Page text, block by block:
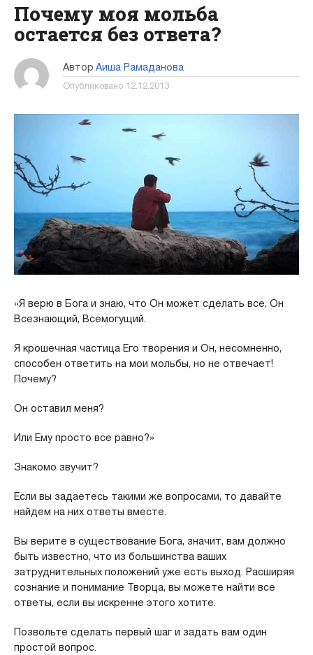
Почему моя мольба
остается без ответа?
Автор Аиша Рамаданова
Опубликовано 12.12.2013
«Я верю в Бога и знаю, что Он может сделать все, Он
Всезнающий, Всемогущий.
Я крошечная частица Его творения и Он, несомненно,
способен ответить на мои мольбы, но не отвечает!
Почему?
Он оставил меня?
Или Ему просто все равно?»
Знакомо звучит?
Если вы задаетесь такими же вопросами, то давайте
найдем на них ответы вместе.
Вы верите в существование Бога, значит, вам должно
быть известно, что из большинства ваших
затруднительных положений уже есть выход. Расширяя
сознание и понимание Творца, вы можете найти все
ответы, если вы искренне этого хотите.
Позвольте сделать первый шаг и задать вам один
простой вопрос.